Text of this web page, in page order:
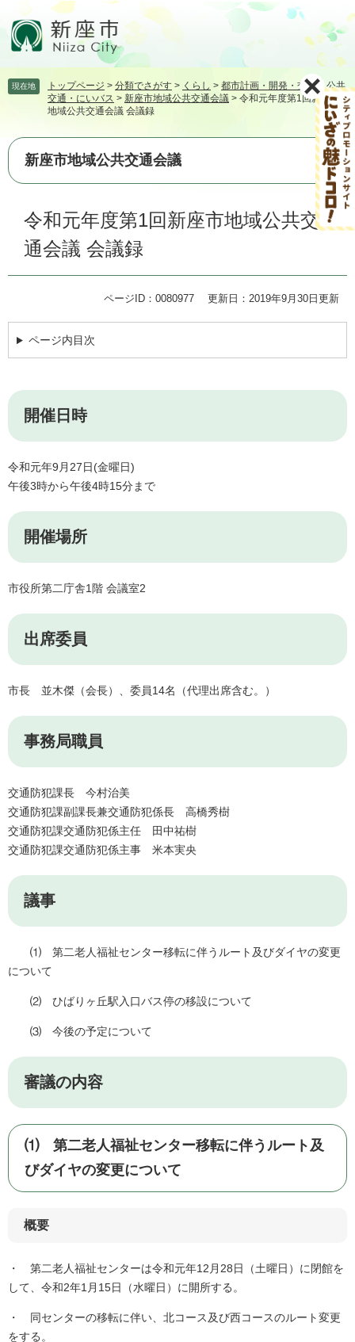
頭飛
て
文
現在地 トップページ > 分類でさがす > くらし > 都市計画・開発・交通 >公共
交通・にいバス > 新座市地域公共交通会議 > 令和元年度第1回新座市
地域公共交通会議 会議録
新座市地域公共交通会議
令和元年度第1回新座市地域公共交
通会議 会議録
ページID：0080977 更新日：2019年9月30日更新
ページ内目次
開催日時
令和元年9月27日(金曜日)
午後3時から午後4時15分まで
開催場所
市役所第二庁舎1階 会議室2
出席委員
市長 並木傑（会長）、委員14名（代理出席含む。）
事務局職員
交通防犯課長 今村治美
交通防犯課副課長兼交通防犯係長 高橋秀樹
交通防犯課交通防犯係主任 田中祐樹
交通防犯課交通防犯係主事 米本実央
議事
⑴ 第二老人福祉センター移転に伴うルート及びダイヤの変更
について
⑵ ひばりヶ丘駅入口バス停の移設について
⑶ 今後の予定について
審議の内容
⑴ 第二老人福祉センター移転に伴うルート及
びダイヤの変更について
概要
・ 第二老人福祉センターは令和元年12月28日（土曜日）に閉館を
して、令和2年1月15日（水曜日）に開所する。
・ 同センターの移転に伴い、北コース及び西コースのルート変更
をする。